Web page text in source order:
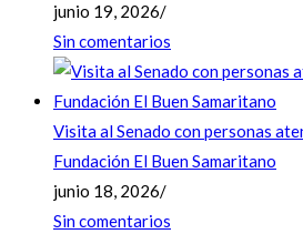
junio 19, 2026/
Sin comentarios
Visita al Senado con personas
Fundación El Buen Samaritano
junio 18, 2026/
Sin comentarios